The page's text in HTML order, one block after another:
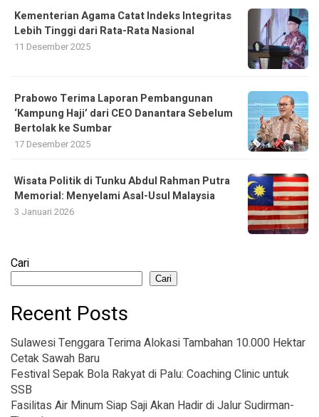
Kementerian Agama Catat Indeks Integritas
Lebih Tinggi dari Rata-Rata Nasional
11 Desember 2025
Prabowo Terima Laporan Pembangunan
‘Kampung Haji’ dari CEO Danantara Sebelum
Bertolak ke Sumbar
17 Desember 2025
Wisata Politik di Tunku Abdul Rahman Putra
Memorial: Menyelami Asal-Usul Malaysia
3 Januari 2026
Cari
Cari
Recent Posts
Sulawesi Tenggara Terima Alokasi Tambahan 10.000 Hektar
Cetak Sawah Baru
Festival Sepak Bola Rakyat di Palu: Coaching Clinic untuk
SSB
Fasilitas Air Minum Siap Saji Akan Hadir di Jalur Sudirman-